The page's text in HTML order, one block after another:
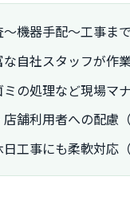
機器手配～工事ま
自社スタッフが作
の処理など現場マ
舗利用者への配慮
工事にも柔軟対応